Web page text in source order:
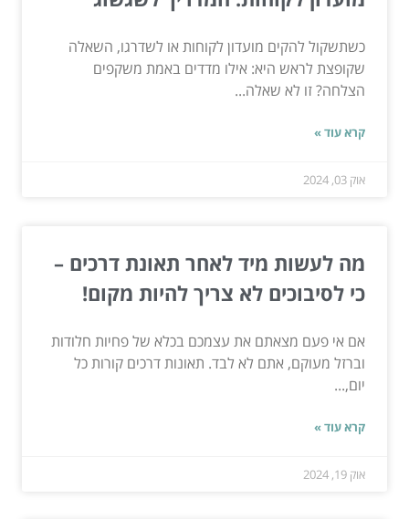
כשתשקול להקים מועדון לקוחות או לשדרגו, השאלה
שקופצת לראש היא: אילו מדדים באמת משקפים
הצלחה? זו לא שאלה...
קרא עוד »
אוק 03, 2024
מה לעשות מיד לאחר תאונת דרכים –
כי לסיבוכים לא צריך להיות מקום!
אם אי פעם מצאתם את עצמכם בכלא של פחיות חלודות
וברזל מעוקם, אתם לא לבד. תאונות דרכים קורות כל
יום,...
קרא עוד »
אוק 19, 2024